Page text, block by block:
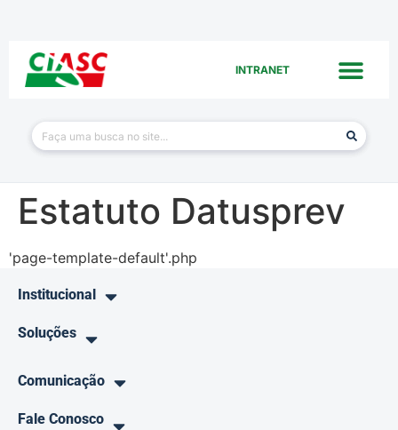
INTRANET
Estatuto Datusprev
'page-template-default'.php
Institucional
Soluções
Comunicação
Fale Conosco